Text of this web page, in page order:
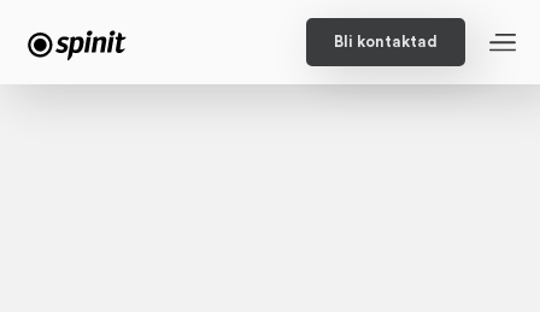
Bli kontaktad